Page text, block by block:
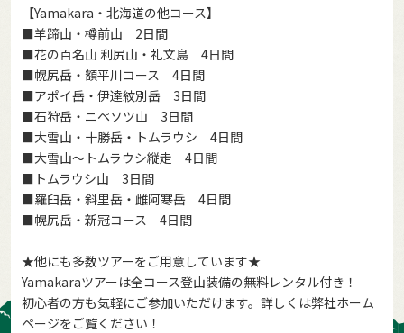
【Yamakara・北海道の他コース】
■羊蹄山・樽前山 2日間
■花の百名山 利尻山・礼文島 4日間
■幌尻岳・額平川コース 4日間
■アポイ岳・伊達紋別岳 3日間
■石狩岳・ニペソツ山 3日間
■大雪山・十勝岳・トムラウシ 4日間
■大雪山～トムラウシ縦走 4日間
■ トムラウシ山 3日間
■羅臼岳・斜里岳・雌阿寒岳 4日間
■幌尻岳・新冠コース 4日間
★他にも多数ツアーをご用意しています★
Yamakaraツアーは全コース登山装備の無料レンタル付き！
初心者の方も気軽にご参加いただけます。詳しくは弊社ホーム
ページをご覧ください！